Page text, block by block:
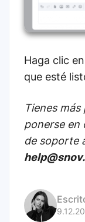
Haga clic
que esté
Tienes
ponerse en
de soporte